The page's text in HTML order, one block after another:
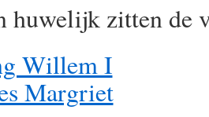
huwelijk zitten de
Willem I
Margriet